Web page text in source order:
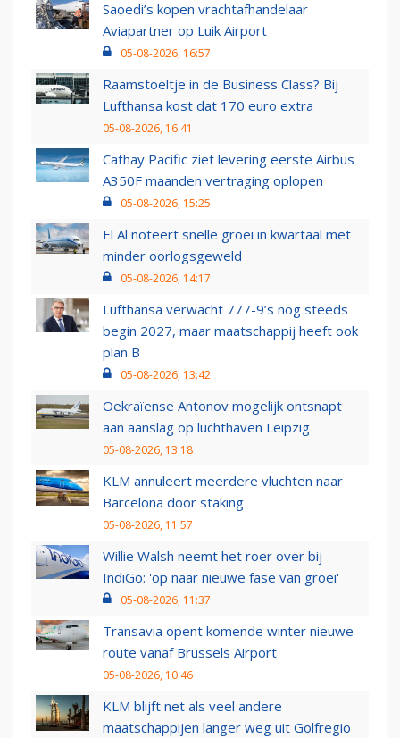
Saoedi’s kopen vrachtafhandelaar
Aviapartner op Luik Airport
05-08-2026, 16:57
Raamstoeltje in de Business Class? Bij
Lufthansa kost dat 170 euro extra
05-08-2026, 16:41
Cathay Pacific ziet levering eerste Airbus
A350F maanden vertraging oplopen
05-08-2026, 15:25
El Al noteert snelle groei in kwartaal met
minder oorlogsgeweld
05-08-2026, 14:17
Lufthansa verwacht 777-9’s nog steeds
begin 2027, maar maatschappij heeft ook
plan B
05-08-2026, 13:42
Oekraïense Antonov mogelijk ontsnapt
aan aanslag op luchthaven Leipzig
05-08-2026, 13:18
KLM annuleert meerdere vluchten naar
Barcelona door staking
05-08-2026, 11:57
Willie Walsh neemt het roer over bij
IndiGo: 'op naar nieuwe fase van groei'
05-08-2026, 11:37
Transavia opent komende winter nieuwe
route vanaf Brussels Airport
05-08-2026, 10:46
KLM blijft net als veel andere
maatschappijen langer weg uit Golfregio